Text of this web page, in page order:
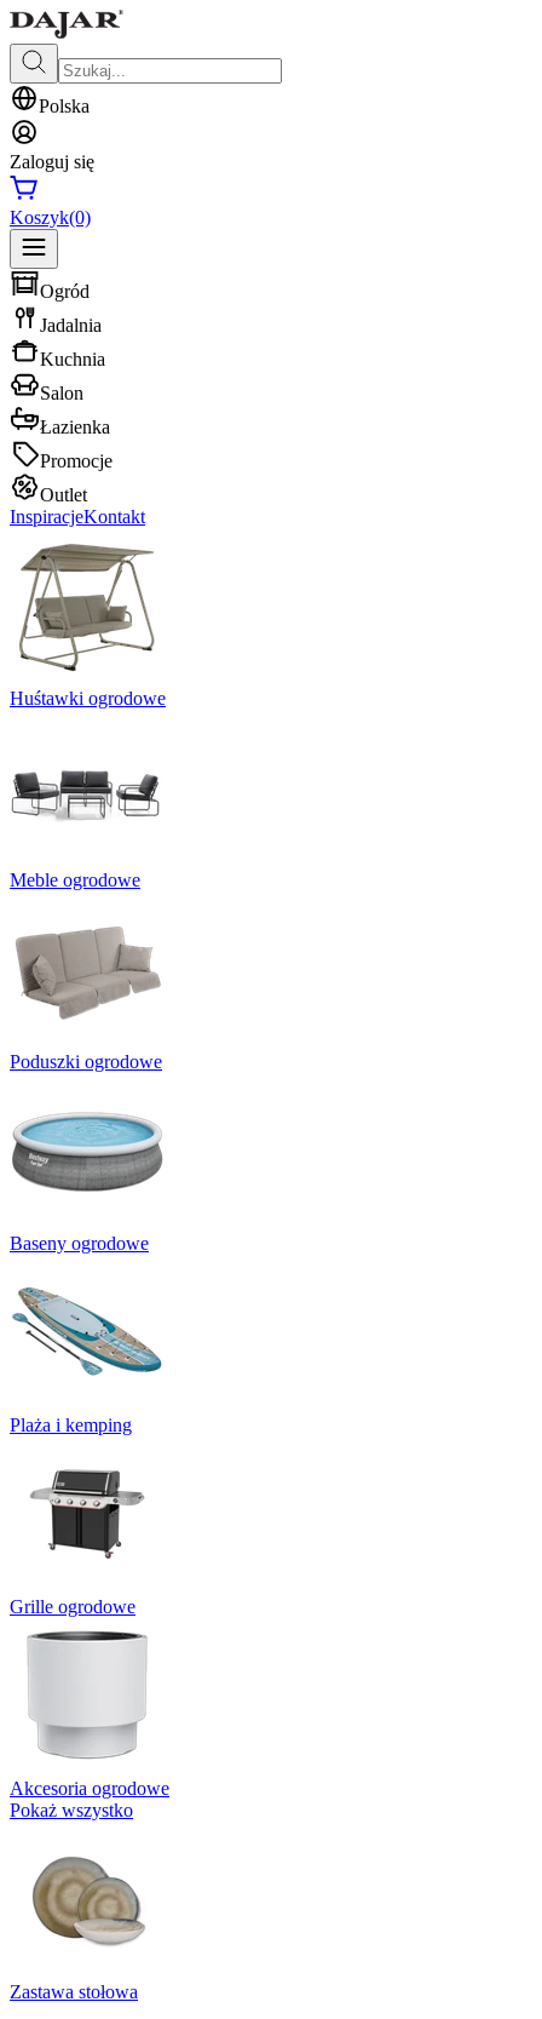
Polska
Zaloguj się
Koszyk(0)
Ogród
Jadalnia
Kuchnia
Salon
Łazienka
Promocje
Outlet
InspiracjeKontakt
Huśtawki ogrodowe
Meble ogrodowe
Poduszki ogrodowe
Baseny ogrodowe
Plaża i kemping
Grille ogrodowe
Akcesoria ogrodowe
Pokaż wszystko
Zastawa stołowa